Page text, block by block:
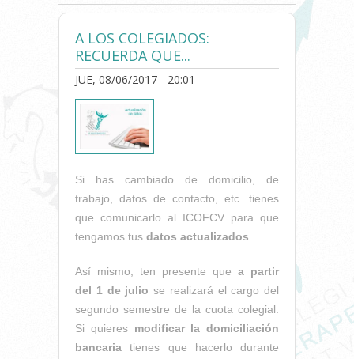
A LOS COLEGIADOS:
RECUERDA QUE...
JUE, 08/06/2017 - 20:01
Si has cambiado de domicilio, de
trabajo, datos de contacto, etc. tienes
que comunicarlo al ICOFCV para que
tengamos tus datos actualizados
Así mismo, ten presente que a partir
del 1 de julio se realizará el cargo del
segundo semestre de la cuota colegial.
Si quieres modificar la domiciliación
bancaria tienes que hacerlo durante